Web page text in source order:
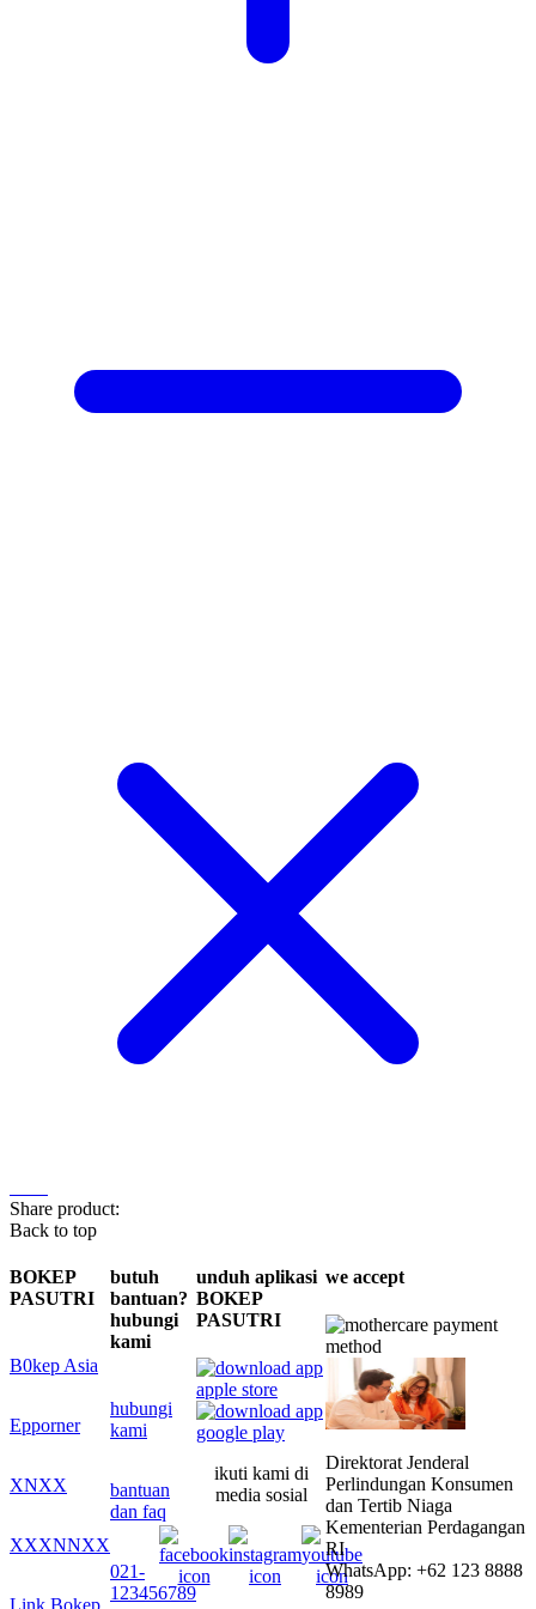
Share product:
Back to top
BOKEP
PASUTRI
B0kep Asia
Epporner
XNXX
XXXNNXX
Link Bokep
butuh
bantuan?
hubungi
kami
hubungi
kami
bantuan
dan faq
021-
123456789
unduh aplikasi
BOKEP
PASUTRI
ikuti kami di
media sosial
we accept
Direktorat Jenderal
Perlindungan Konsumen
dan Tertib Niaga
Kementerian Perdagangan
RI
WhatsApp: +62 123 8888
8989